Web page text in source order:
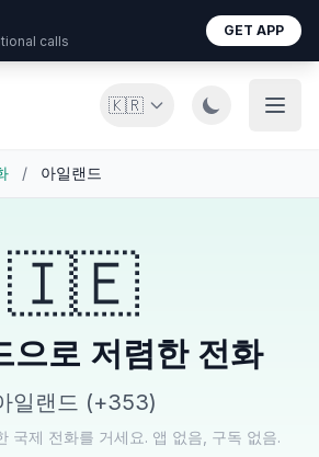
calls
GET APP
🇰🇷
/ 아일랜드
🇮🇪
으로 저렴한 전화
일랜드 (+353)
국제 전화를 거세요. 앱 없음, 구독 없음.